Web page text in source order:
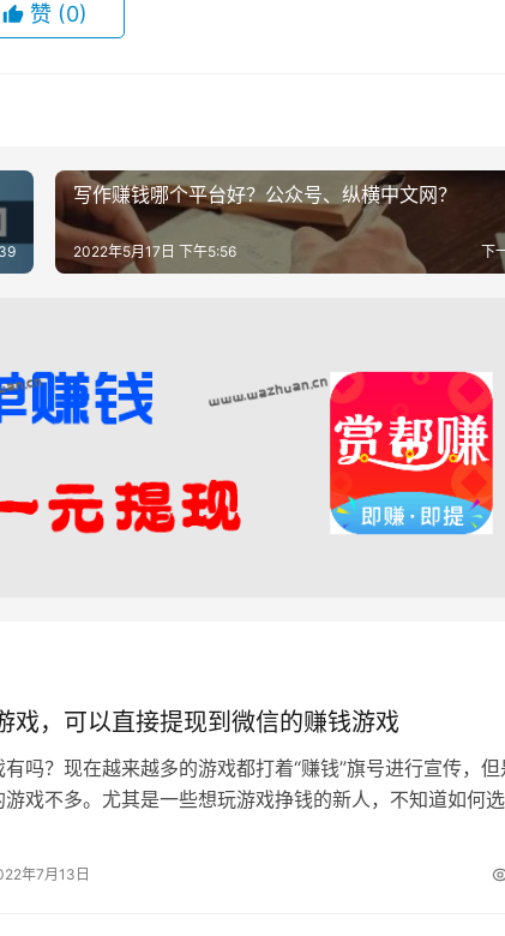
赞 (0)
写作赚钱哪个平台好？公众号、纵横中文网？
下
2022年5月17日 下午5:56
戏，可以直接提现到微信的赚钱游戏
吗？现在越来越多的游戏都打着“赚钱”旗号进行宣传，但
戏不多。尤其是一些想玩游戏挣钱的新人，不知道如何
年7月13日